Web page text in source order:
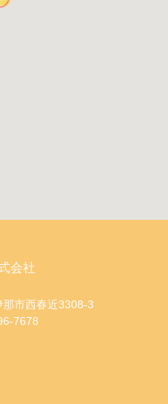
会社
市西春近3308-3
7678